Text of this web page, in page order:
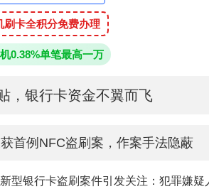
刷卡全积分免费办理
0.38%单笔最高一万
，银行卡资金不翼而飞
首例NFC盗刷案，作案手法隐蔽
型银行卡盗刷案件引发关注：犯罪嫌